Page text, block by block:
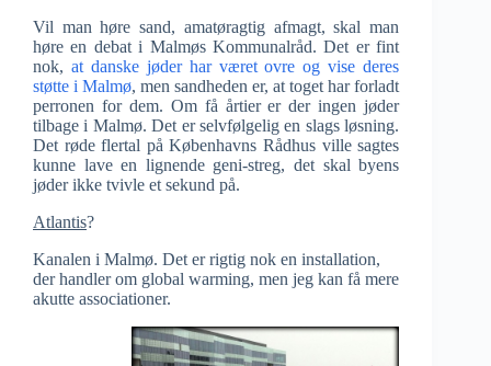
Vil man høre sand, amatøragtig afmagt, skal man
høre en debat i Malmøs Kommunalråd. Det er fint
nok, at danske jøder har været ovre og vise deres
støtte i Malmø, men sandheden er, at toget har forladt
perronen for dem. Om få årtier er der ingen jøder
tilbage i Malmø. Det er selvfølgelig en slags løsning.
Det røde flertal på Københavns Rådhus ville sagtes
kunne lave en lignende geni-streg, det skal byens
jøder ikke tvivle et sekund på.
Atlantis?
Kanalen i Malmø. Det er rigtig nok en installation,
der handler om global warming, men jeg kan få mere
akutte associationer.